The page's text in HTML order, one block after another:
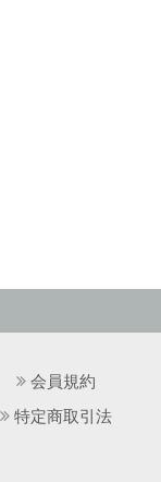
会員規約
特定商取引法